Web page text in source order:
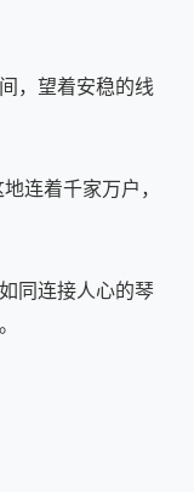
，望着安稳的线
连着千家万户，
同连接人心的琴